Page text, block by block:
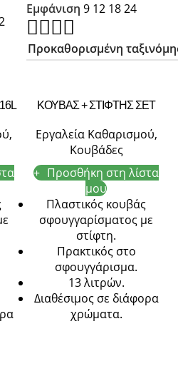
Εμφάνιση 9 12 1824
,
ΚΟΥΒΑΣ + ΣΤΙΦΤΗΣ ΣΕΤ
Εργαλεία Καθαρισμού,
Κουβάδες
Προσθήκη στη λίστα
μου
Πλαστικός κουβάς
σφουγγαρίσματος με
στίφτη.
Πρακτικός στο
σφουγγάρισμα.
13 λιτρών.
Διαθέσιμος σε διάφορα
χρώματα.